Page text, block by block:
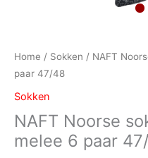
Home / Sokken / NAFT
paar 47/48
Sokken
NAFT Noorse
melee 6 paar